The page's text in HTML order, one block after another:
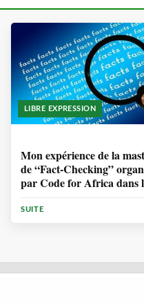
LIBRE EXPRESSION
Mon expérience de la
de “Fact-Checking”
par Code for Africa dans
désinformation en Afrique
SUITE